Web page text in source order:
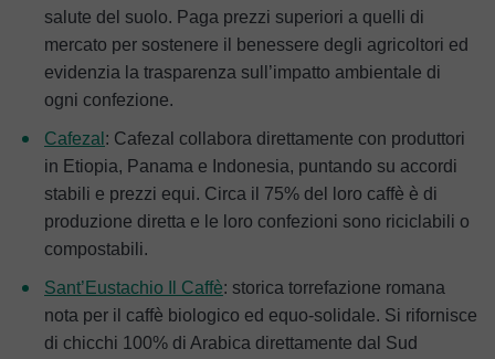
salute del suolo. Paga prezzi superiori a quelli di
mercato per sostenere il benessere degli agricoltori ed
evidenzia la trasparenza sull’impatto ambientale di
ogni confezione.
Cafezal : Cafezal collabora direttamente con produttori
in Etiopia, Panama e Indonesia, puntando su accordi
stabili e prezzi equi. Circa il 75% del loro caffè è di
produzione diretta e le loro confezioni sono riciclabili o
compostabili.
Sant’Eustachio Il Caffè: storica torrefazione romana
nota per il caffè biologico ed equo-solidale. Si rifornisce
di chicchi 100% di Arabica direttamente dal Sud